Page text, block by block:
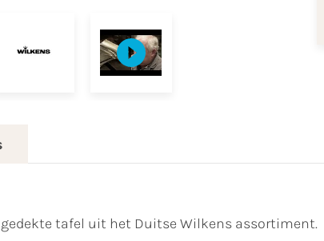
tafel uit het Duitse Wilkens assortiment.